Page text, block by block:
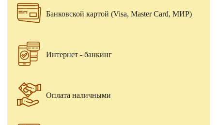
Банковской картой (Visa, Master Card, МИР)
Интернет - банкинг
Оплата наличными